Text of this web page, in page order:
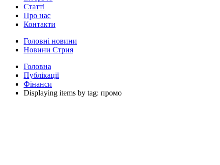
Статті
Про нас
Контакти
Головні новини
Новини Стрия
Головна
Публікації
Фінанси
Displaying items by tag: промо